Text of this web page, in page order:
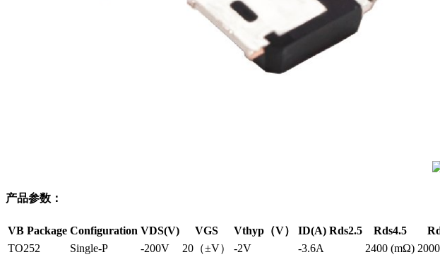
产品参数：
VB Package Configuration VDS(V) VGS Vthyp（V） ID(A) Rds2.5 Rds4.5
TO252
Single-P -200V 20（±V） -2V -3.6A 2400 (mΩ)